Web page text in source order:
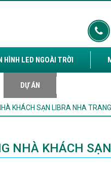
HÌNH LED NGOÀI TRỜI
DỰ ÁN
KHÁCH SẠN LIBRA NHA TRANG
NHÀ KHÁCH